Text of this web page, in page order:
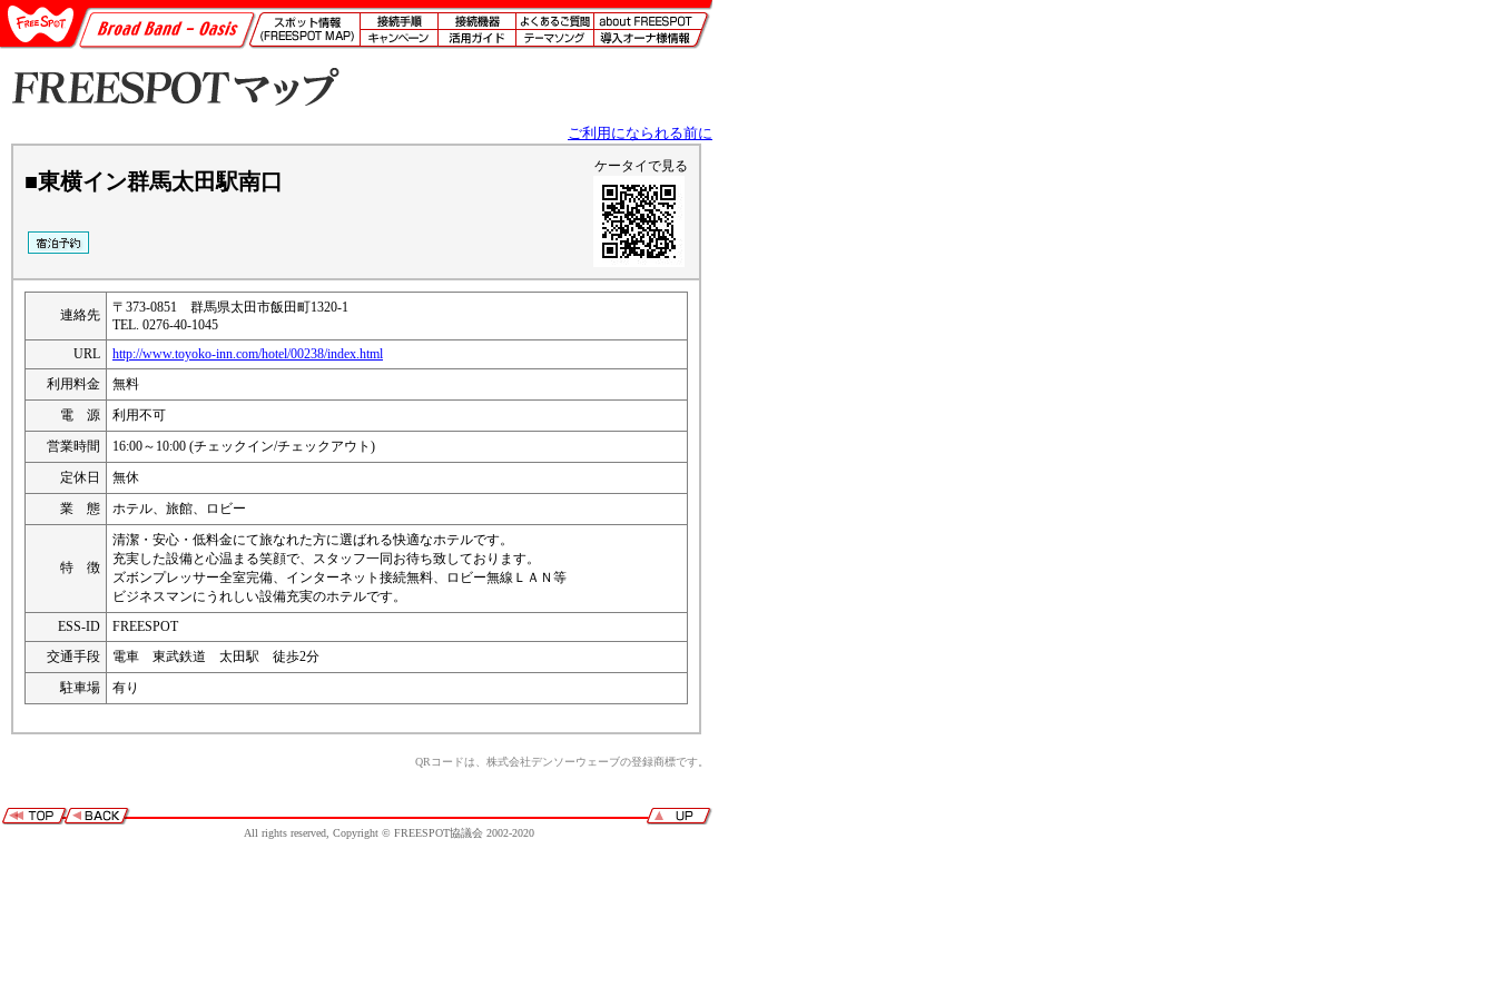
ご利用になられる前に
■東横イン群馬太田駅南口
ケータイで見る
連絡先
〒373-0851 群馬県太田市飯田町1320-1
TEL. 0276-40-1045
URL
http://www.toyoko-inn.com/hotel/00238/index.html
利用料金
無料
電 源
利用不可
営業時間
16:00～10:00 (チェックイン/チェックアウト)
定休日
無休
業 態
ホテル、旅館、ロビー
特 徴
清潔・安心・低料金にて旅なれた方に選ばれる快適なホテルです。
充実した設備と心温まる笑顔で、スタッフ一同お待ち致しております。
ズボンプレッサー全室完備、インターネット接続無料、ロビー無線ＬＡＮ等
ビジネスマンにうれしい設備充実のホテルです。
ESS-ID
FREESPOT
交通手段
電車 東武鉄道 太田駅 徒歩2分
駐車場
有り
QRコードは、株式会社デンソーウェーブの登録商標です。
All rights reserved, Copyright © FREESPOT協議会 2002-2020